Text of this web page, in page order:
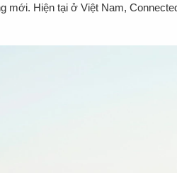
mới. Hiện tại ở Việt Nam,